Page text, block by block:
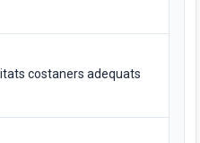
costaners adequats